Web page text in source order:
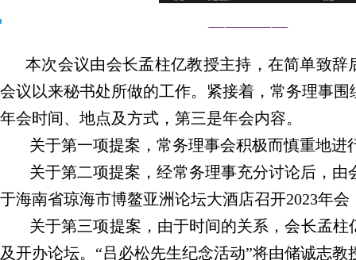
本次会议由会长孟柱亿教授主持，在简单致
会议以来秘书处所做的工作。紧接着，常务理事
年会时间、地点及方式，第三是年会内容。
关于第一项提案，常务理事会积极而慎重地
关于第二项提案，经常务理事充分讨论后，由
于海南省琼海市博鳌亚洲论坛大酒店召开2023年
关于第三项提案，由于时间的关系，会长孟
及开办论坛。“吕必松先生纪念活动”将由储诚志